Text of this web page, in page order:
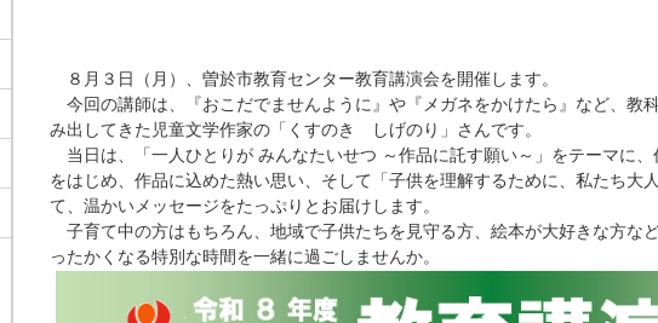
８月３日（月）、曽於市教育センター教育講演会を開催します。
今回の講師は、『おこだでませんように』や『メガネをかけたら』など、教
み出してきた児童文学作家の「くすのき しげのり」さんです。
当日は、「一人ひとりが みんなたいせつ ～作品に託す願い～」をテーマに
をはじめ、作品に込めた熱い思い、そして「子供を理解するために、私たち大
て、温かいメッセージをたっぷりとお届けします。
子育て中の方はもちろん、地域で子供たちを見守る方、絵本が大好きな方な
ったかくなる特別な時間を一緒に過ごしませんか。